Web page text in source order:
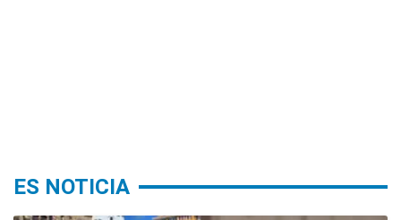
ES NOTICIA